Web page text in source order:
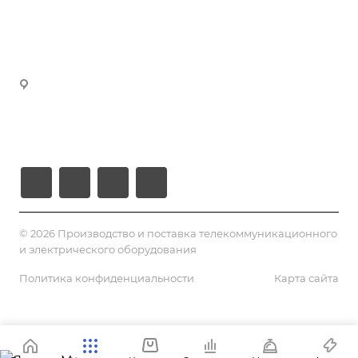
© 2026 Производство и поставка телекоммуникационного
и электрического оборудования
Политика конфиденциальности Карта сайта